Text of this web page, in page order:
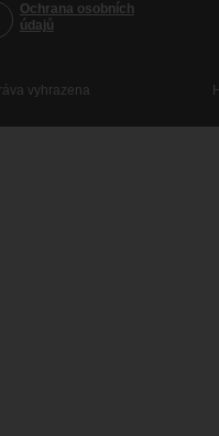
Ochrana osobních
údajů
vyhrazena